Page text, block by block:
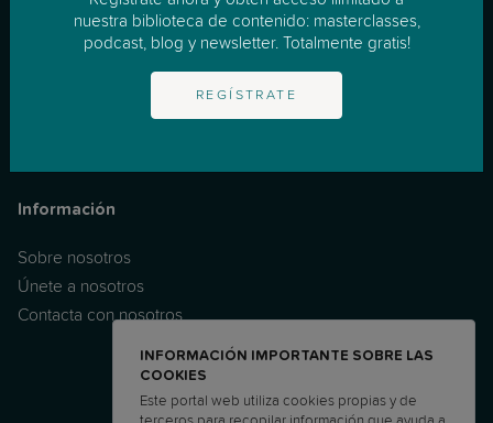
Apoyo Individualizado
Noticias & Consejos
Información
Sobre nosotros
Únete a nosotros
Contacta con nosotros
INFORMACIÓN IMPORTANTE SOBRE LAS
COOKIES
Este portal web utiliza cookies propias y de
nuestra biblioteca de contenido: masterclasses,
podcast, blog y newsletter. Totalmente gratis!
REGÍSTRATE